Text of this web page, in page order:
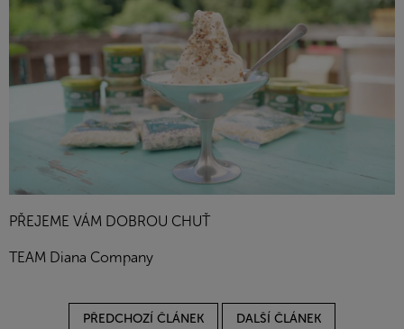
PŘEJEME VÁM DOBROU CHUŤ
TEAM Diana Company
PŘEDCHOZÍ ČLÁNEK DALŠÍ ČLÁNEK